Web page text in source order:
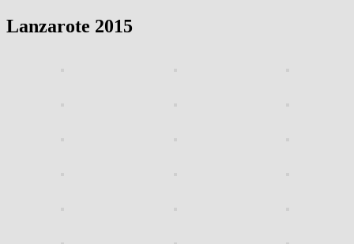
Lanzarote 2015